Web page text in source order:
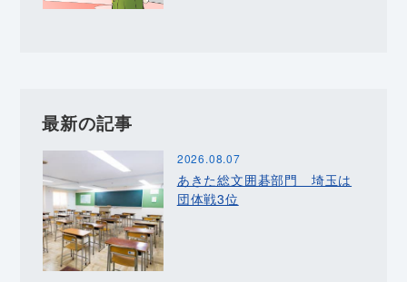
最新の記事
2026.08.07
あきた総文囲碁部門 埼玉は
団体戦3位